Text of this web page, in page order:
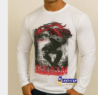
FEMININA
MODA
FITNESS
MODA
GRIFE